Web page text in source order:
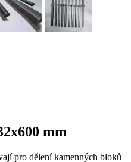
mm
pro dělení kamenných bloků